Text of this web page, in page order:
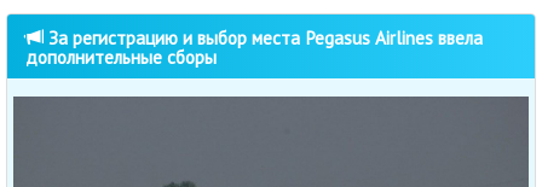
За регистрацию и выбор места Pegasus Airlines ввела
дополнительные сборы